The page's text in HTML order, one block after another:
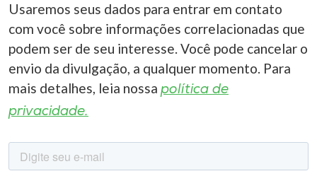
Usaremos seus dados para entrar em contato
com você sobre informações correlacionadas que
podem ser de seu interesse. Você pode cancelar o
envio da divulgação, a qualquer momento. Para
mais detalhes, leia nossa política de
privacidade.